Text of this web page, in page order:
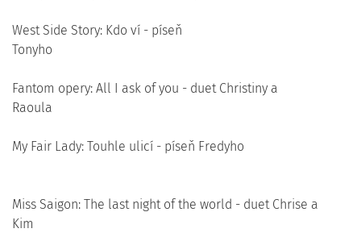
West Side Story: Kdo ví - píseň
Tonyho
Fantom opery: All I ask of you - duet Christiny a
Raoula
My Fair Lady: Touhle ulicí - píseň Fredyho
Miss Saigon: The last night of the world - duet Chrise a
Kim